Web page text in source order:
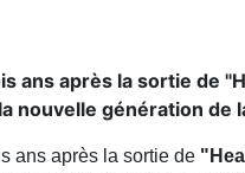
ans après la sortie de
nouvelle génération de
ans après la sortie de